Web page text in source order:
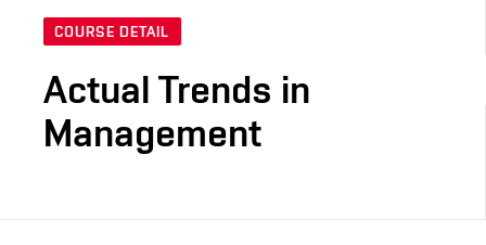
COURSE DETAIL
Actual Trends in
Management